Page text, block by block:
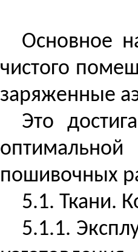
Основное
чистого
заряженные
Это
пошивочных
5.1. Ткани.
5.1.1.